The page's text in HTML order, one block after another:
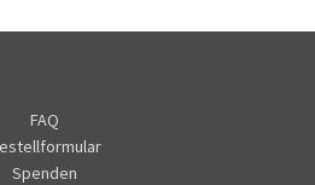
FAQ
Spenden